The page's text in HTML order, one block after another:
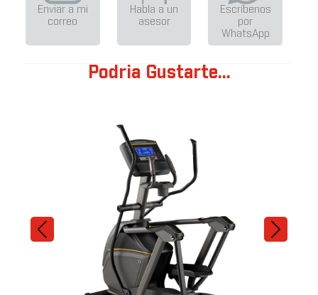
Enviar a mi
correo
Habla a un
asesor
Escríbenos
por
WhatsApp
Podria Gustarte...